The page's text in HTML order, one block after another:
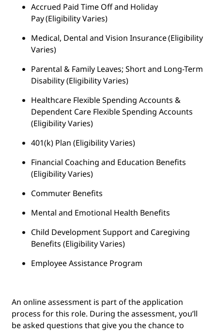
Accrued Paid Time Off and Holiday
Pay (Eligibility Varies)
Medical, Dental and Vision Insurance (Eligibility
Varies)
Parental & Family Leaves; Short and Long-Term
Disability (Eligibility Varies)
Healthcare Flexible Spending Accounts &
Dependent Care Flexible Spending Accounts
(Eligibility Varies)
401(k) Plan (Eligibility Varies)
Financial Coaching and Education Benefits
(Eligibility Varies)
Commuter Benefits
Mental and Emotional Health Benefits
Child Development Support and Caregiving
Benefits (Eligibility Varies)
Employee Assistance Program
An online assessment is part of the application
process for this role. During the assessment, you’ll
be asked questions that give you the chance to